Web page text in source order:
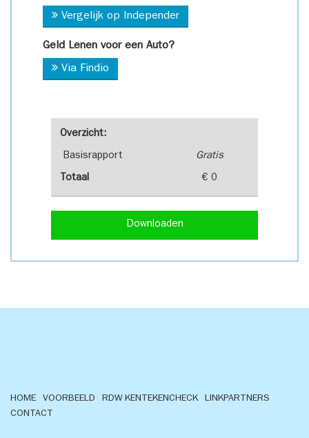
Overzicht:
Basisrapport Gratis
Totaal € 0
Downloaden
Vergelijk op Independer
Geld Lenen voor een Auto?
Via Findio
HOME VOORBEELD RDW KENTEKENCHECK
LINKPARTNERS
CONTACT